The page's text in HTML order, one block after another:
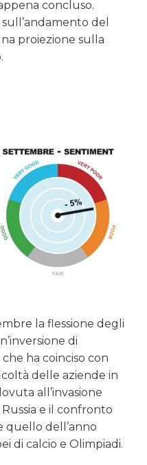
concluso.
del
proiezione sulla
la flessione degli
di
ha coinciso con
delle aziende in
all’invasione
e il confronto
quello dell’anno
di calcio e Olimpiadi.